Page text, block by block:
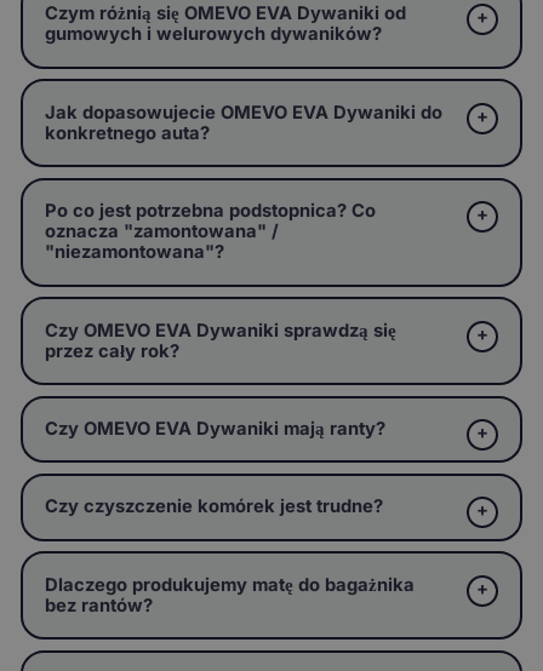
Czym różnią się OMEVO EVA Dywaniki od
gumowych i welurowych dywaników?
Jak dopasowujecie OMEVO EVA Dywaniki do
konkretnego auta?
Po co jest potrzebna podstopnica? Co
oznacza "zamontowana" /
"niezamontowana"?
Czy OMEVO EVA Dywaniki sprawdzą się
przez cały rok?
Czy OMEVO EVA Dywaniki mają ranty?
Czy czyszczenie komórek jest trudne?
Dlaczego produkujemy matę do bagażnika
bez rantów?